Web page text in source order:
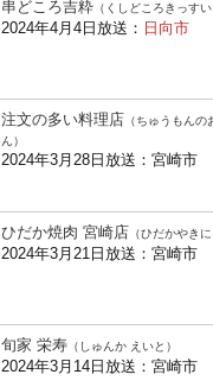
串どころ吉粋 （くしどころきっすい
2024年4月4日放送： 日向市
注文の多い料理店 （ちゅうもん
ん）
2024年3月28日放送：宮崎市
ひだか焼肉 宮崎店 （ひだかやき
2024年3月21日放送：宮崎市
旬家 栄寿 （しゅんか えいと）
2024年3月14日放送：宮崎市